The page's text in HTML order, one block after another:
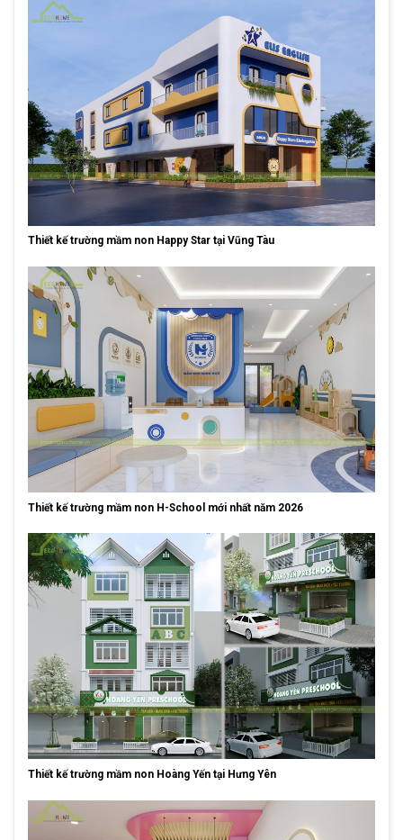
Thiết kế trường mầm non Happy Star tại Vũng Tàu
Thiết kế trường mầm non H-School mới nhất năm 2026
Thiết kế trường mầm non Hoàng Yến tại Hưng Yên